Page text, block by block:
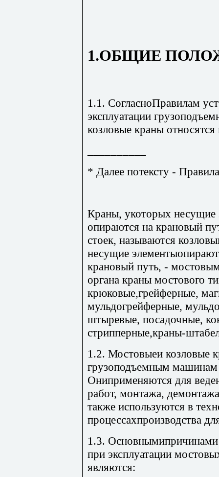
1.ОБЩИЕ
1.1. СогласноПравилам
эксплуатации
козловые краны
* Далее потексту -
Краны, укоторых несущие
опираются на крановый
стоек, называются
несущие
крановый путь, -
органа краны мостового
крюковые,грейферные,
мульдогрейферные,
штыревые, посадочные,
стрипперные,краны-
1.2. Мостовыеи козловые
грузоподъемным
Ониприменяются для
работ, монтажа,
также используются в
процессахпроизводства
1.3. Основнымипричинами
при эксплуатации
являются: